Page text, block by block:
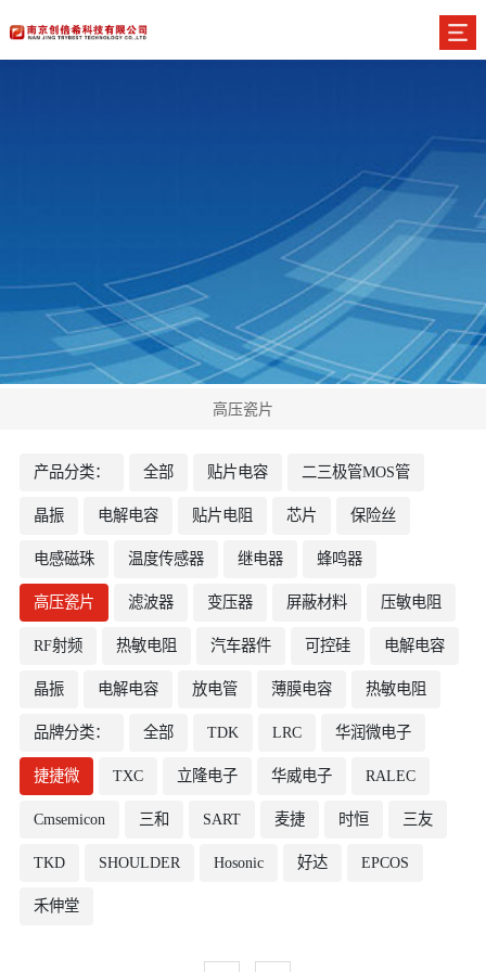
高压瓷片
产品分类： 全部 贴片电容 二三极管MOS管
晶振 电解电容 贴片电阻 芯片 保险丝
电感磁珠 温度传感器 继电器 蜂鸣器
高压瓷片 滤波器 变压器 屏蔽材料 压敏电阻
RF射频 热敏电阻 汽车器件 可控硅 电解电容
晶振 电解电容 放电管 薄膜电容 热敏电阻
品牌分类： 全部 TDK LRC 华润微电子
捷捷微 TXC 立隆电子 华威电子 RALEC
Cmsemicon 三和 SART 麦捷 时恒 三友
TKD SHOULDER Hosonic 好达 EPCOS
禾伸堂